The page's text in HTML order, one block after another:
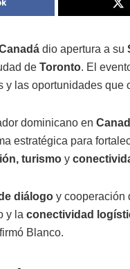
dio apertura a su
de Toronto. El
las oportunidades que
dominicano en
estratégica para
turismo y
diálogo y cooperación
y la conectividad
Blanco.